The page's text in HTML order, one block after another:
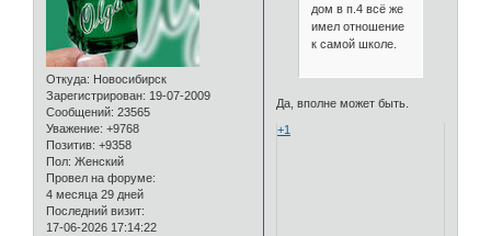
Откуда: Новосибирск
Зарегистрирован: 19-07-2009
Сообщений: 23565
Уважение: +9768
Позитив: +9358
Пол: Женский
Провел на форуме:
4 месяца 29 дней
Последний визит:
17-06-2026 17:14:22
дом в п.4 всё же
имел отношение
к самой школе.
Да, вполне может быть.
+1